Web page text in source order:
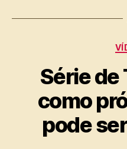
Série de
como
pode